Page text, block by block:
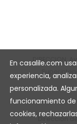
DIRECCION:
Dirección
En casalile.com
experiencia,
personalizada.
funcionamiento de
cookies,